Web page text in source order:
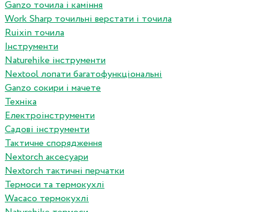
Ganzo точила і каміння
Work Sharp точильні верстати і точила
Ruixin точила
Інструменти
Naturehike інструменти
Nextool лопати багатофункціональні
Ganzo сокири і мачете
Техніка
Електроінструменти
Садові інструменти
Тактичне спорядження
Nextorch аксесуари
Nextorch тактичні перчатки
Термоси та термокухлі
Wacaco термокухлі